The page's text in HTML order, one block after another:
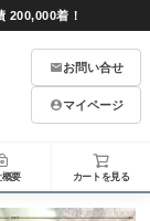
200,000着！
お問い合せ
マイページ
概要 カートを見る